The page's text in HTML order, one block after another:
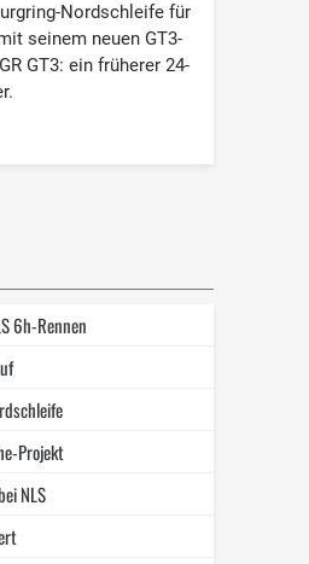
Nordschleife für
seinem neuen GT3-
GT3: ein früherer 24-
6h-Rennen
Projekt
NLS